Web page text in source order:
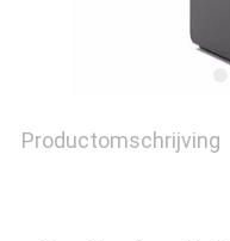
Productomschrijving